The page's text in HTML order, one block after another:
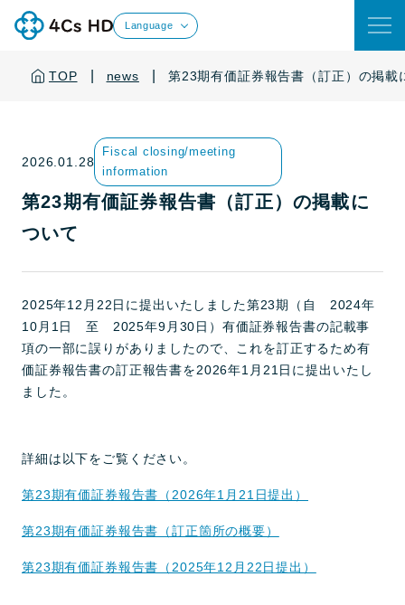
Language
TOP news 第23期有価証券報告書（訂正）の掲載
2026.01.28
Fiscal closing/meeting
information
第23期有価証券報告書（訂正）の掲載に
ついて
2025年12月22日に提出いたしました第23期（自 2024年
10月1日 至 2025年9月30日）有価証券報告書の記載事
項の一部に誤りがありましたので、これを訂正するため有
価証券報告書の訂正報告書を2026年1月21日に提出いたし
ました。
詳細は以下をご覧ください。
第23期有価証券報告書（2026年1月21日提出）
第23期有価証券報告書（訂正箇所の概要）
第23期有価証券報告書（2025年12月22日提出）